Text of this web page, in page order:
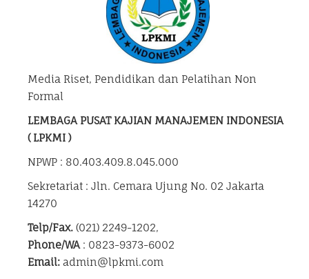
Media Riset, Pendidikan dan Pelatihan Non
Formal
LEMBAGA PUSAT KAJIAN MANAJEMEN INDONESIA
( LPKMI )
NPWP : 80.403.409.8.045.000
Sekretariat : Jln. Cemara Ujung No. 02 Jakarta
14270
Telp/Fax. (021) 2249-1202,
Phone/WA: 0823-9373-6002
Email: admin@lpkmi.com